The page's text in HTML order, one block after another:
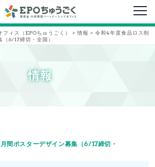
メニ
ィス（EPOちゅうごく） > 情報 > 令和4年度食品ロス削
6/17締切・全国）
情報
間ポスターデザイン募集（6/17締切・